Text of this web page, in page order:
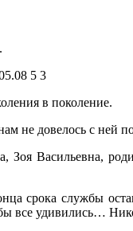
в поколение.
не довелось с ней
Васильевна,
службы
все удивились…